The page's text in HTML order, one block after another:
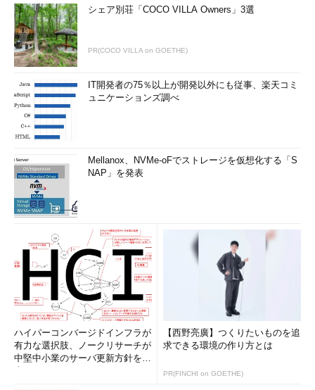
シェア別荘「COCO VILLA Owners」3選
PR(COCO VILLA on GOETHE)
IT開発者の75％以上が開発以外にも従事、楽天コミ
ュニケーションズ調べ
Mellanox、NVMe-oFでストレージを仮想化する「S
NAP」を発表
ハイパーコンバージドインフラが
有力な選択肢、ノークリサーチが
中堅中小業のサーバ更新方針を調
【西野亮廣】つくりたいものを追
求できる環境の作り方とは
PR(FINCHI on GOETHE)